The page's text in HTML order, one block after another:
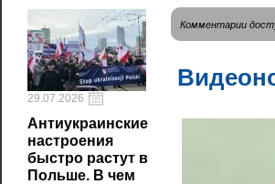
29.07.2026
Антиукраинские
настроения
быстро растут в
Польше. В чем
Комментарии